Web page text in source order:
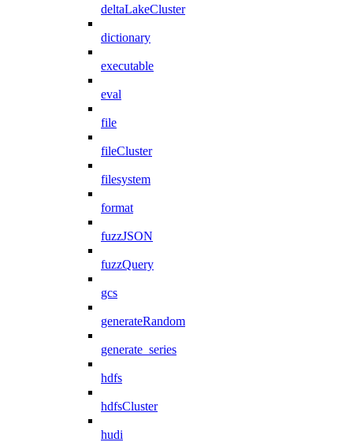
deltaLakeCluster
dictionary
executable
eval
file
fileCluster
filesystem
format
fuzzJSON
fuzzQuery
gcs
generateRandom
generate_series
hdfs
hdfsCluster
hudi